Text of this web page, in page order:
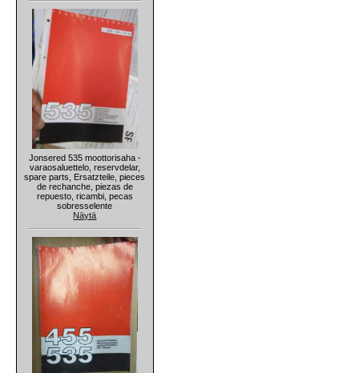
Jonsered 535 moottorisaha -
varaosaluettelo, reservdelar,
spare parts, Ersatzteile, pieces
de rechanche, piezas de
repuesto, ricambi, pecas
sobresselente
Näytä